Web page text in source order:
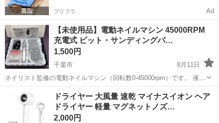
プリフラ Ad
【未使用品】電動ネイルマシン 45000RPM
充電式 ビット・サンディングバ…
1,500円
千葉市
8月11日
ネイリスト監修の電動ネイルマシン（回転数0-45000rpm）です。 液晶
ディスプレイ搭載で、ジェルオフから甘皮処理、スカルプ施術までサ
ロン級のお手入れができるモデルです。 ホビー目的で2026年2月に
Amazo...
千葉 美容家電
ドライヤー 大風量 速乾 マイナスイオン ヘア
ドライヤー 軽量 マグネットノズ…
2,000円